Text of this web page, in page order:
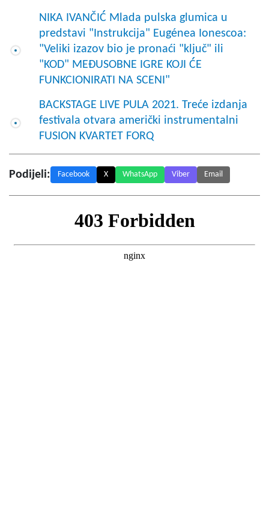
NIKA IVANČIĆ Mlada pulska glumica u
predstavi "Instrukcija" Eugénea Ionescoa:
"Veliki izazov bio je pronaći "ključ" ili
"KOD" MEĐUSOBNE IGRE KOJI ĆE
FUNKCIONIRATI NA SCENI"
BACKSTAGE LIVE PULA 2021. Treće izdanja
festivala otvara američki instrumentalni
FUSION KVARTET FORQ
Podijeli: Facebook X WhatsApp Viber Email